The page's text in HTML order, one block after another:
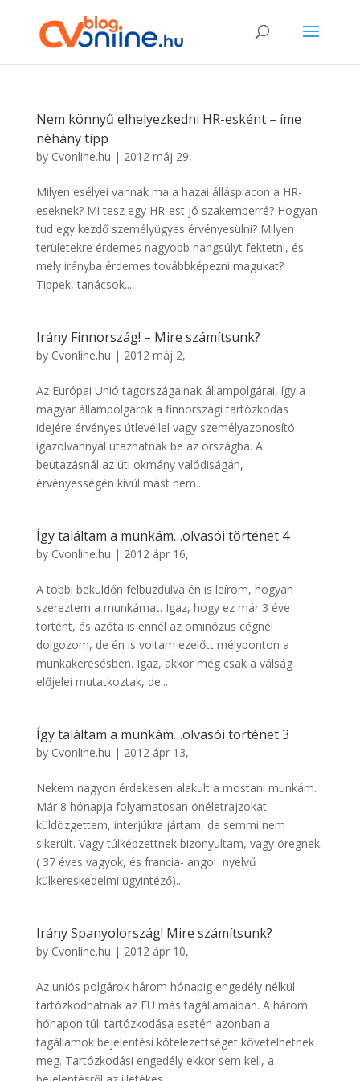
Nem könnyű elhelyezkedni HR-esként – íme
néhány tipp
by Cvonline.hu | 2012 máj 29,
Milyen esélyei vannak ma a hazai álláspiacon a HR-
eseknek? Mi tesz egy HR-est jó szakemberré? Hogyan
tud egy kezdő személyügyes érvényesülni? Milyen
területekre érdemes nagyobb hangsúlyt fektetni, és
mely irányba érdemes továbbképezni magukat?
Tippek, tanácsok...
Irány Finnország! – Mire számítsunk?
by Cvonline.hu | 2012 máj 2,
Az Európai Unió tagországainak állampolgárai, így a
magyar állampolgárok a finnországi tartózkodás
idejére érvényes útlevéllel vagy személyazonosító
igazolvánnyal utazhatnak be az országba. A
beutazásnál az úti okmány valódiságán,
érvényességén kívül mást nem...
Így találtam a munkám…olvasói történet 4
by Cvonline.hu | 2012 ápr 16,
A többi beküldőn felbuzdulva én is leírom, hogyan
szereztem a munkámat. Igaz, hogy ez már 3 éve
történt, és azóta is ennél az ominózus cégnél
dolgozom, de én is voltam ezelőtt mélyponton a
munkakeresésben. Igaz, akkor még csak a válság
előjelei mutatkoztak, de...
Így találtam a munkám…olvasói történet 3
by Cvonline.hu | 2012 ápr 13,
Nekem nagyon érdekesen alakult a mostani munkám.
Már 8 hónapja folyamatosan önéletrajzokat
küldözgettem, interjúkra jártam, de semmi nem
sikerült. Vagy túlképzettnek bizonyultam, vagy öregnek.
( 37 éves vagyok, és francia- angol nyelvű
külkereskedelmi ügyintéző)...
Irány Spanyolország! Mire számítsunk?
by Cvonline.hu | 2012 ápr 10,
Az uniós polgárok három hónapig engedély nélkül
tartózkodhatnak az EU más tagállamaiban. A három
hónapon túli tartózkodása esetén azonban a
tagállamok bejelentési kötelezettséget követelhetnek
meg. Tartózkodási engedély ekkor sem kell, a